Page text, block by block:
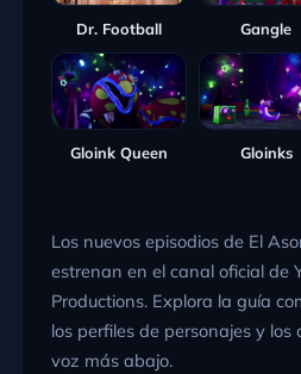
Dr. Football Gangle
Gloink Queen Gloinks
Los nuevos episodios de El
estrenan en el canal oficial de
Productions. Explora la guía
los perfiles de personajes y los
voz más abajo.